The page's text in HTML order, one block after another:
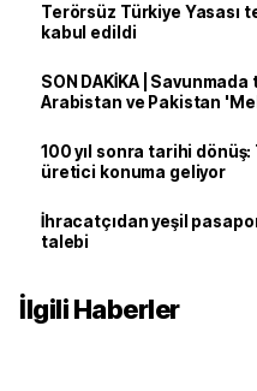
Terörsüz Türkiye Yasası
kabul edildi
SON DAKİKA |
Arabistan ve Pakistan
100 yıl sonra tarihi
üretici konuma geliyor
İhracatçıdan yeşil
talebi
İlgili Haberler